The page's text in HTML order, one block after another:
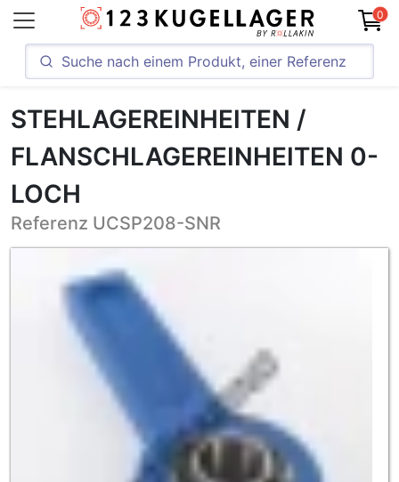
0
STEHLAGEREINHEITEN /
FLANSCHLAGEREINHEITEN 0-
LOCH
Referenz UCSP208-SNR